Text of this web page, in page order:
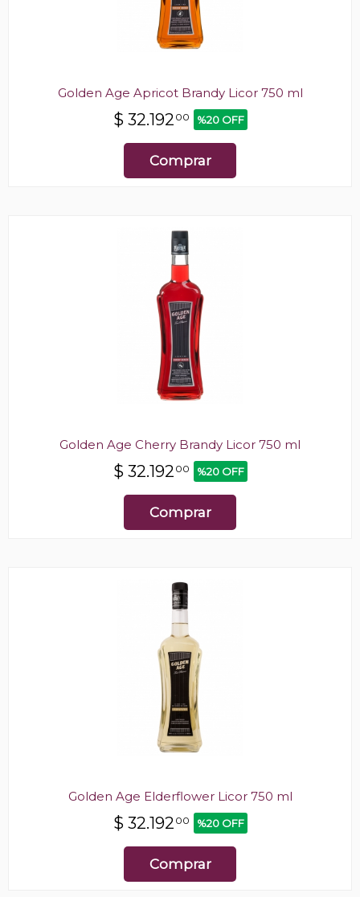
Golden Age Apricot Brandy Licor 750 ml
$ 32.192 00 %20 OFF
Comprar
Golden Age Cherry Brandy Licor 750 ml
$ 32.192 00 %20 OFF
Comprar
Golden Age Elderflower Licor 750 ml
$ 32.192 00 %20 OFF
Comprar